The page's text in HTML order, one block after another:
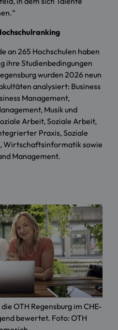
an 265 Hochschulen haben
ihre Studienbedingungen
wurden 2026 neun
analysiert: Business
Management,
Musik und
Arbeit, Soziale Arbeit,
Praxis, Soziale
Wirtschaftsinformatik sowie
Management.
OTH Regensburg im CHE-
bewertet. Foto: OTH